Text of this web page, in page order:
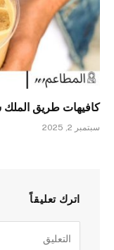
كافيهات طريق الملك
سبتمبر 2, 2025
اترك تعليقاً